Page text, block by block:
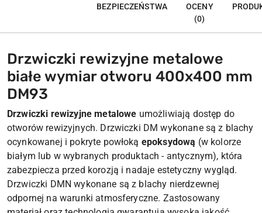
BEZPIECZEŃSTWA
OCENY
(0)
Drzwiczki rewizyjne metalowe
białe wymiar otworu 400x400 mm
DM93
Drzwiczki rewizyjne metalowe umożliwiają dostęp do
otworów rewizyjnych. Drzwiczki DM wykonane są z blachy
ocynkowanej i pokryte powłoką epoksydową (w kolorze
białym lub w wybranych produktach - antycznym), która
zabezpiecza przed korozją i nadaje estetyczny wygląd.
Drzwiczki DMN wykonane są z blachy nierdzewnej
odpornej na warunki atmosferyczne. Zastosowany